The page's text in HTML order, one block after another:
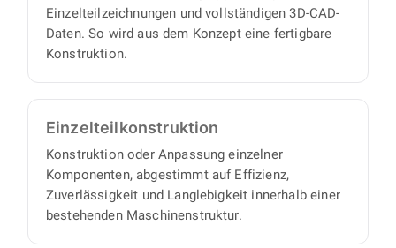
Einzelteilzeichnungen und vollständigen 3D-CAD-
Daten. So wird aus dem Konzept eine fertigbare
Konstruktion.
Einzelteil­konstruktion
Konstruktion oder Anpassung einzelner
Komponenten, abgestimmt auf Effizienz,
Zuverlässigkeit und Langlebigkeit innerhalb einer
bestehenden Maschinenstruktur.